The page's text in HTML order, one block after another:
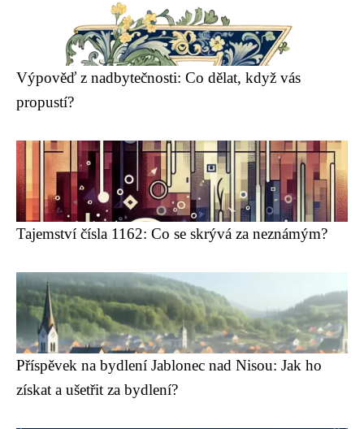
Výpověď z nadbytečnosti: Co dělat, když vás
propustí?
Tajemství čísla 1162: Co se skrývá za neznámým?
Příspěvek na bydlení Jablonec nad Nisou: Jak ho
získat a ušetřit za bydlení?